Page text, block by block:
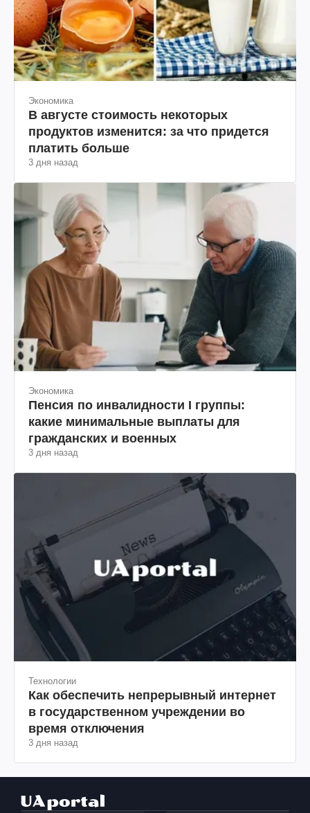
Экономика
В августе стоимость некоторых
продуктов изменится: за что придется
платить больше
3 дня назад
Экономика
Пенсия по инвалидности I группы:
какие минимальные выплаты для
гражданских и военных
3 дня назад
Технологии
Как обеспечить непрерывный интернет
в государственном учреждении во
время отключения
3 дня назад